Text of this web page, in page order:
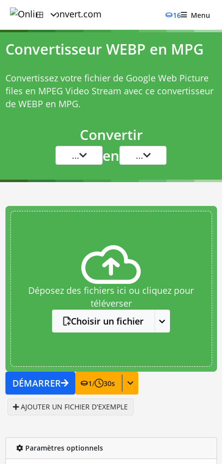
16 Menu
Convertisseur WEBP en MPG
Convertissez votre fichier de Google Web Picture
files en MPEG Video Stream avec ce convertisseur
de WEBP en MPG.
Convertir
... en ...
Déposez des fichiers ici ou cliquez pour
téléverser
Choisir un fichier
DÉMARRER 1/ 30s
AJOUTER UN FICHIER D'EXEMPLE
Paramètres optionnels